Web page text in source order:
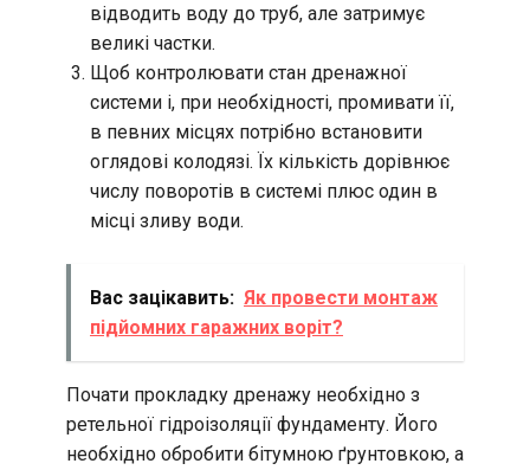
відводить воду до труб, але затримує
великі частки.
Щоб контролювати стан дренажної
системи і, при необхідності, промивати її,
в певних місцях потрібно встановити
оглядові колодязі. Їх кількість дорівнює
числу поворотів в системі плюс один в
місці зливу води.
Вас зацікавить: Як провести монтаж
підйомних гаражних воріт?
Почати прокладку дренажу необхідно з
ретельної гідроізоляції фундаменту. Його
необхідно обробити бітумною ґрунтовкою, а